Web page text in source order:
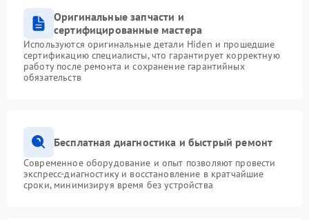
Оригинальные запчасти и
сертифицированные мастера
Используются оригинальные детали Hiden и прошедшие
сертификацию специалисты, что гарантирует корректную
работу после ремонта и сохранение гарантийных
обязательств
Бесплатная диагностика и быстрый ремонт
Современное оборудование и опыт позволяют провести
экспресс-диагностику и восстановление в кратчайшие
сроки, минимизируя время без устройства